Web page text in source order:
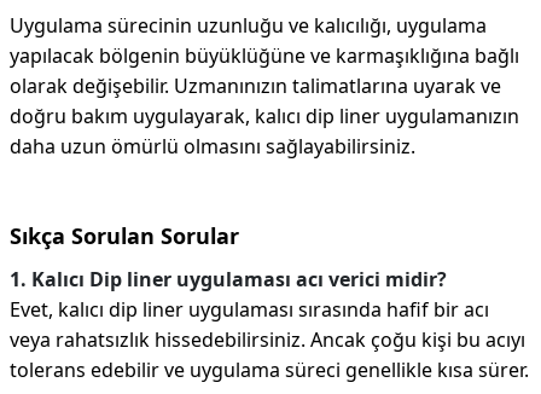
Uygulama sürecinin uzunluğu ve kalıcılığı, uygulama
yapılacak bölgenin büyüklüğüne ve karmaşıklığına bağlı
olarak değişebilir. Uzmanınızın talimatlarına uyarak ve
doğru bakım uygulayarak, kalıcı dip liner uygulamanızın
daha uzun ömürlü olmasını sağlayabilirsiniz.
Sıkça Sorulan Sorular
1. Kalıcı Dip liner uygulaması acı verici midir?
Evet, kalıcı dip liner uygulaması sırasında hafif bir acı
veya rahatsızlık hissedebilirsiniz. Ancak çoğu kişi bu acıyı
tolerans edebilir ve uygulama süreci genellikle kısa sürer.